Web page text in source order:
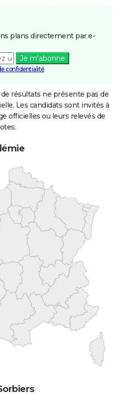
plans directement par e-
Je m'abonne
confidentialité
résultats ne présente pas de
Les candidats sont invités à
officielles ou leurs relevés de